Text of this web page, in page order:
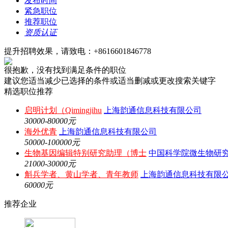
紧急职位
推荐职位
资质认证
提升招聘效果，请致电：+8616601846778
很抱歉，没有找到满足条件的职位
建议您适当减少已选择的条件或适当删减或更改搜索关键字
精选职位推荐
启明计划（Qimingjihu
上海韵通信息科技有限公司
30000-80000元
海外优青
上海韵通信息科技有限公司
50000-100000元
生物基因编辑特别研究助理（博士 中国科学院微生物研
21000-30000元
斛兵学者、黄山学者、青年教师
上海韵通信息科技有限
60000元
推荐企业